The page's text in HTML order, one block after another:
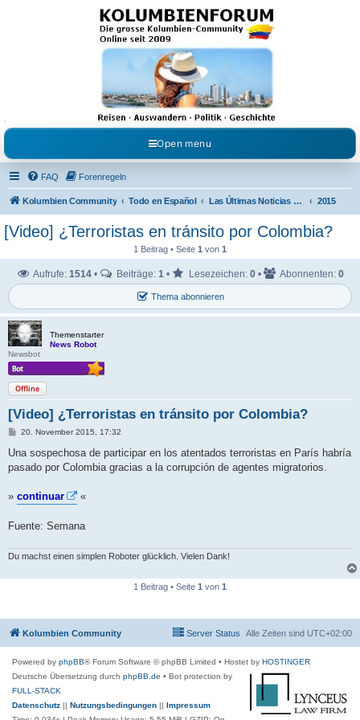
Kolumbienforum - Das
grosse Forum der
Freunde Kolumbiens
Reisen, Auswandern, Kultur, Politik, Geschichte und Visum in Kolumbien und Venezuela.
Austausch, Erfahrungen und Gemeinschaft im Kolumbienforum
Open menu
FAQ Forenregeln
Kolumbien Community Todo en Español Las Últimas Noticias en Español 2015
[Video] ¿Terroristas en tránsito por Colombia?
1 Beitrag • Seite 1 von 1
Thema abonnieren
Aufrufe: 1514• Beiträge: 1 • Lesezeichen: 0• Abonnenten: 0
Themenstarter
News Robot
Newsbot
Offline
[Video] ¿Terroristas en tránsito por Colombia?
B
i
r
20. November 2015, 17:32
Una sospechosa de participar en los atentados terroristas en París habría
pasado por Colombia gracias a la corrupción de agentes migratorios.
» continuar «
Fuente: Semana
Du machst einen simplen Roboter glücklich. Vielen Dank!
1 Beitrag • Seite 1 von 1
Kolumbien Community Alle Zeiten sind UTC+02:00
Server Status
Powered by phpBB® Forum Software © phpBB Limited • Hostet by HOSTINGER
Deutsche Übersetzung durch phpBB.de • Bot protection by
FULL-STACK
Datenschutz || Nutzungsbedingungen || Impressum